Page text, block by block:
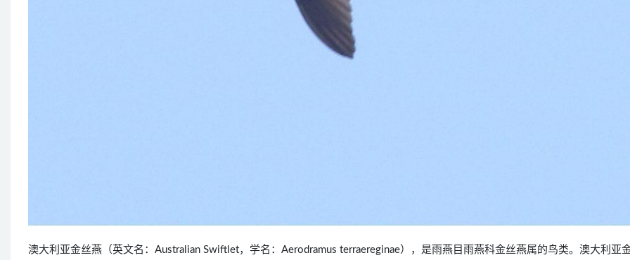
澳大利亚金丝燕（英文名：Australian Swiftlet，学名：Aerodramus terraereginae），是雨燕目雨燕科金丝燕属的鸟类。澳大利亚